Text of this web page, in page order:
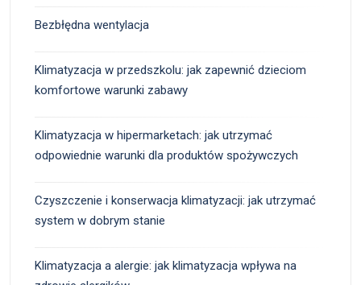
Bezbłędna wentylacja
Klimatyzacja w przedszkolu: jak zapewnić dzieciom
komfortowe warunki zabawy
Klimatyzacja w hipermarketach: jak utrzymać
odpowiednie warunki dla produktów spożywczych
Czyszczenie i konserwacja klimatyzacji: jak utrzymać
system w dobrym stanie
Klimatyzacja a alergie: jak klimatyzacja wpływa na